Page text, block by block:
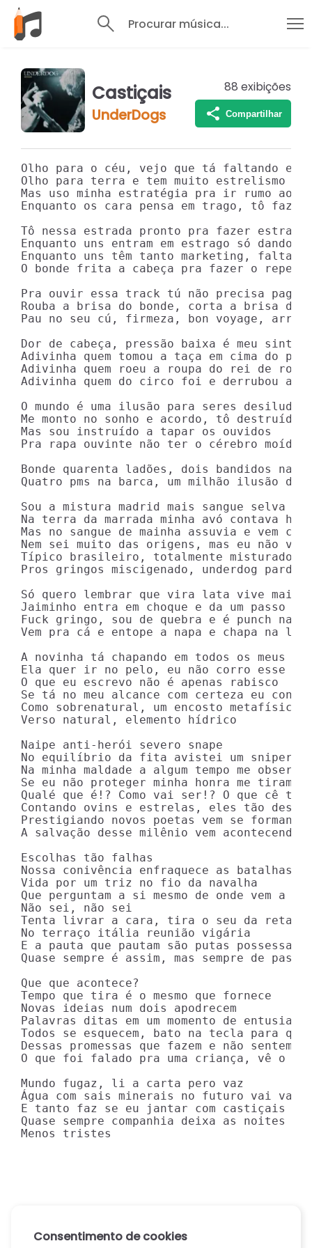
Procurar música...
Castiçais
UnderDogs
88 exibições
Compartilhar
Olho para o céu, vejo que tá faltando
Olho para terra e tem muito estrelismo
Mas uso minha estratégia pra ir rumo ao
Enquanto os cara pensa em trago, tô
Tô nessa estrada pronto pra fazer estrago
Enquanto uns entram em estrago só dando
Enquanto uns têm tanto marketing, falta
O bonde frita a cabeça pra fazer o
Pra ouvir essa track tú não precisa
Rouba a brisa do bonde, corta a brisa do
Pau no seu cú, firmeza, bon voyage,
Dor de cabeça, pressão baixa é meu
Adivinha quem tomou a taça em cima do
Adivinha quem roeu a roupa do rei de roma
Adivinha quem do circo foi e derrubou a
O mundo é uma ilusão para seres
Me monto no sonho e acordo, tô destruído
Mas sou instruído a tapar os ouvidos
Pra rapa ouvinte não ter o cérebro moído
Bonde quarenta ladões, dois bandidos na
Quatro pms na barca, um milhão ilusão da
Sou a mistura madrid mais sangue selva
Na terra da marrada minha avó contava
Mas no sangue de mainha assuvia e vem
Nem sei muito das origens, mas eu não
Típico brasileiro, totalmente misturado
Pros gringos miscigenado, underdog pardo
Só quero lembrar que vira lata vive mais
Jaiminho entra em choque e da um passo
Fuck gringo, sou de quebra e é punch na
Vem pra cá e entope a napa e chapa
A novinha tá chapando em todos os meus
Ela quer ir no pelo, eu não corro esse
O que eu escrevo não é apenas rabisco
Se tá no meu alcance com certeza eu
Como sobrenatural, um encosto metafísico
Verso natural, elemento hídrico
Naipe anti-herói severo snape
No equilíbrio da fita avistei um sniper
Na minha maldade a algum tempo me
Se eu não proteger minha honra me tiram
Qualé que é!? Como vai ser!? O que cê ta
Contando ovins e estrelas, eles tão
Prestigiando novos poetas vem se formando
A salvação desse milênio vem acontecendo
Escolhas tão falhas
Nossa conivência enfraquece as batalhas
Vida por um triz no fio da navalha
Que perguntam a si mesmo de onde vem a
Não sei, não sei
Tenta livrar a cara, tira o seu da reta
No terraço itália reunião vigária
E a pauta que pautam são putas possessas
Quase sempre é assim, mas sempre de
Que que acontece?
Tempo que tira é o mesmo que fornece
Novas ideias num dois apodrecem
Palavras ditas em um momento de
Todos se esquecem, bato na tecla para que
Dessas promessas que fazem e não sentem
O que foi falado pra uma criança, vê o
Mundo fugaz, li a carta pero vaz
Água com sais minerais no futuro vai
E tanto faz se eu jantar com castiçais
Quase sempre companhia deixa as noites
Menos tristes
Consentimento de cookies